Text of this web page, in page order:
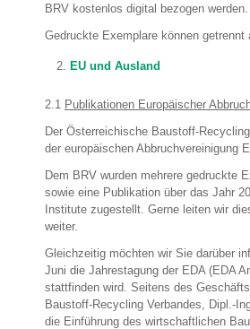
BRV kostenlos digital bezogen werden.
Gedruckte Exemplare können getrennt
EU und Ausland
2.1 Publikationen Europäischer
Der Österreichische Baustoff-
der europäischen Abbruchvereinigung
Dem BRV wurden mehrere gedruckte
sowie eine Publikation über das Jahr
Institute zugestellt. Gerne leiten wir
weiter.
Gleichzeitig möchten wir Sie darüber
Juni die Jahrestagung der EDA (EDA
stattfinden wird. Seitens des
Baustoff-Recycling Verbandes, Dipl.-
die Einführung des wirtschaftlichen